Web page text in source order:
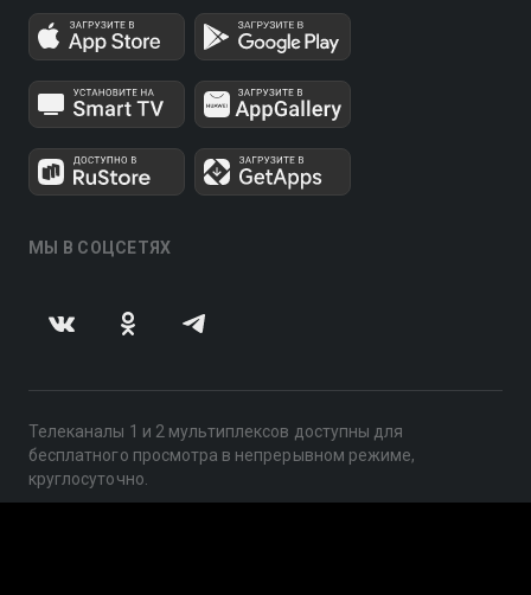
МЫ В СОЦСЕТЯХ
Телеканалы 1 и 2 мультиплексов доступны для
бесплатного просмотра в непрерывном режиме,
круглосуточно.